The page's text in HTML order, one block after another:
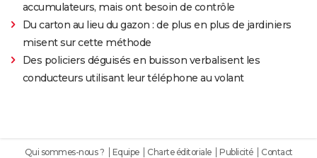
accumulateurs, mais ont besoin de contrôle
Du carton au lieu du gazon : de plus en plus de jardiniers
misent sur cette méthode
Des policiers déguisés en buisson verbalisent les
conducteurs utilisant leur téléphone au volant
Qui sommes-nous ? Equipe Charte éditoriale Publicité
Contact